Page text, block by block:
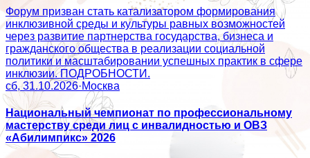
Форум призван стать катализатором формирования
инклюзивной среды и культуры равных возможностей
через развитие партнерства государства, бизнеса и
гражданского общества в реализации социальной
политики и масштабировании успешных практик в сфере
инклюзии. ПОДРОБНОСТИ.
сб, 31.10.2026·Москва
Национальный чемпионат по профессиональному
мастерству среди лиц с инвалидностью и ОВЗ
«Абилимпикс» 2026